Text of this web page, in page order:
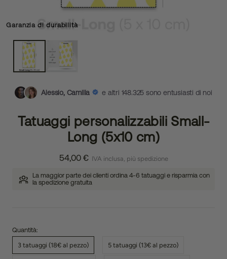
Garanzia di durabilità
Alessio, Camilla e altri 148.325 sono entusiasti di noi
Tatuaggi personalizzabili Small-
Long (5x10 cm)
54,00 € IVA inclusa, più spedizione
La maggior parte dei clienti ordina 4-6 tatuaggi e risparmia con
la spedizione gratuita
Quantità:
3 tatuaggi (18€ al pezzo)
5 tatuaggi (13€ al pezzo)